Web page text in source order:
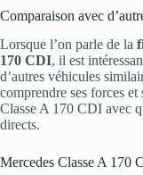
Comparaison avec
Lorsque l’on parle de la
170 CDI, il est
d’autres véhicules
comprendre ses forces
Classe A 170 CDI avec
directs.
Mercedes Classe A 170